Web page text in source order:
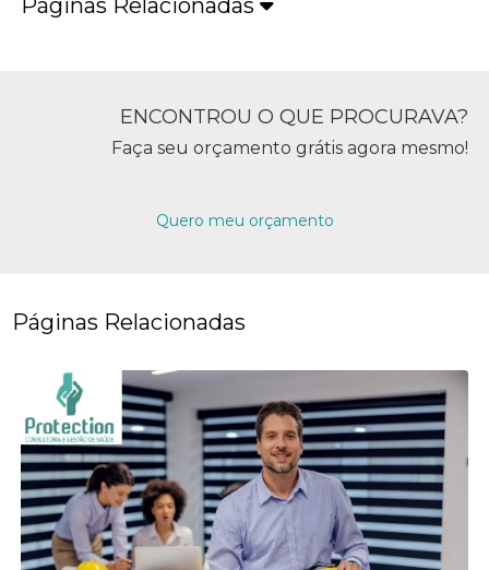
Páginas Relacionadas
ENCONTROU O QUE PROCURAVA?
Faça seu orçamento grátis agora mesmo!
Quero meu orçamento
Páginas Relacionadas